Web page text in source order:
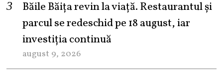
Băile Băița revin la viață. Restaurantul și
parcul se redeschid pe 18 august, iar
investiția continuă
august 9, 2026